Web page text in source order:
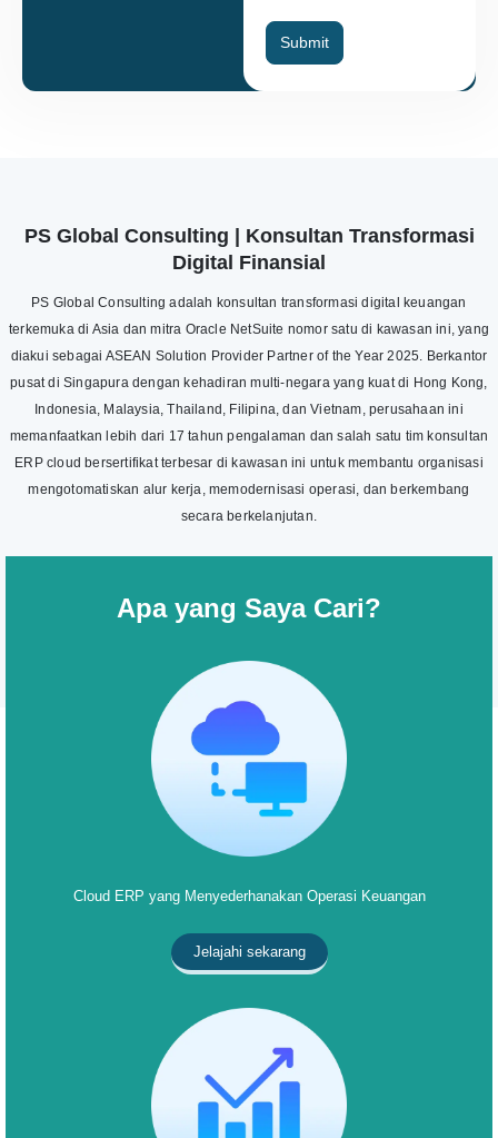
Submit
PS Global Consulting | Konsultan Transformasi
Digital Finansial
PS Global Consulting adalah konsultan transformasi digital keuangan
terkemuka di Asia dan mitra Oracle NetSuite nomor satu di kawasan ini, yang
diakui sebagai ASEAN Solution Provider Partner of the Year 2025. Berkantor
pusat di Singapura dengan kehadiran multi-negara yang kuat di Hong Kong,
Indonesia, Malaysia, Thailand, Filipina, dan Vietnam, perusahaan ini
memanfaatkan lebih dari 17 tahun pengalaman dan salah satu tim konsultan
ERP cloud bersertifikat terbesar di kawasan ini untuk membantu organisasi
mengotomatiskan alur kerja, memodernisasi operasi, dan berkembang
secara berkelanjutan.
Apa yang Saya Cari?
Cloud ERP yang Menyederhanakan Operasi Keuangan
Jelajahi sekarang